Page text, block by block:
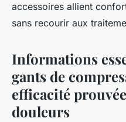
accessoires allient
sans recourir aux
Informations
gants de
efficacité
douleurs